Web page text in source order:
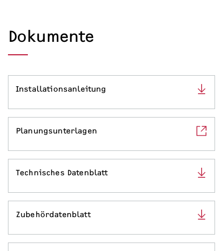
Dokumente
Installationsanleitung
Planungsunterlagen
Technisches Datenblatt
Zubehördatenblatt